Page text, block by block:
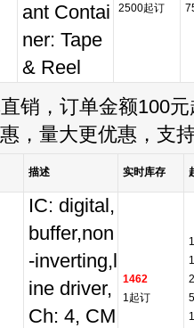
ant Contai
ner: Tape
& Reel
2500起订
销，订单金额100元
，量大更优惠，支
描述 实时库存
IC: digital,
buffer,non
-inverting,l
ine driver,
Ch: 4, CM
1462
1起订